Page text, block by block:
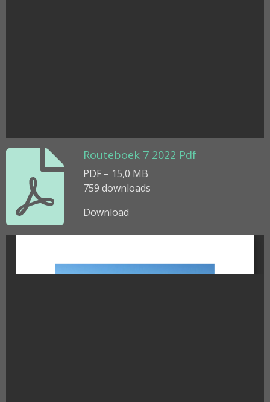
Routeboek 7 2022 Pdf
PDF – 15,0 MB
759 downloads
Download